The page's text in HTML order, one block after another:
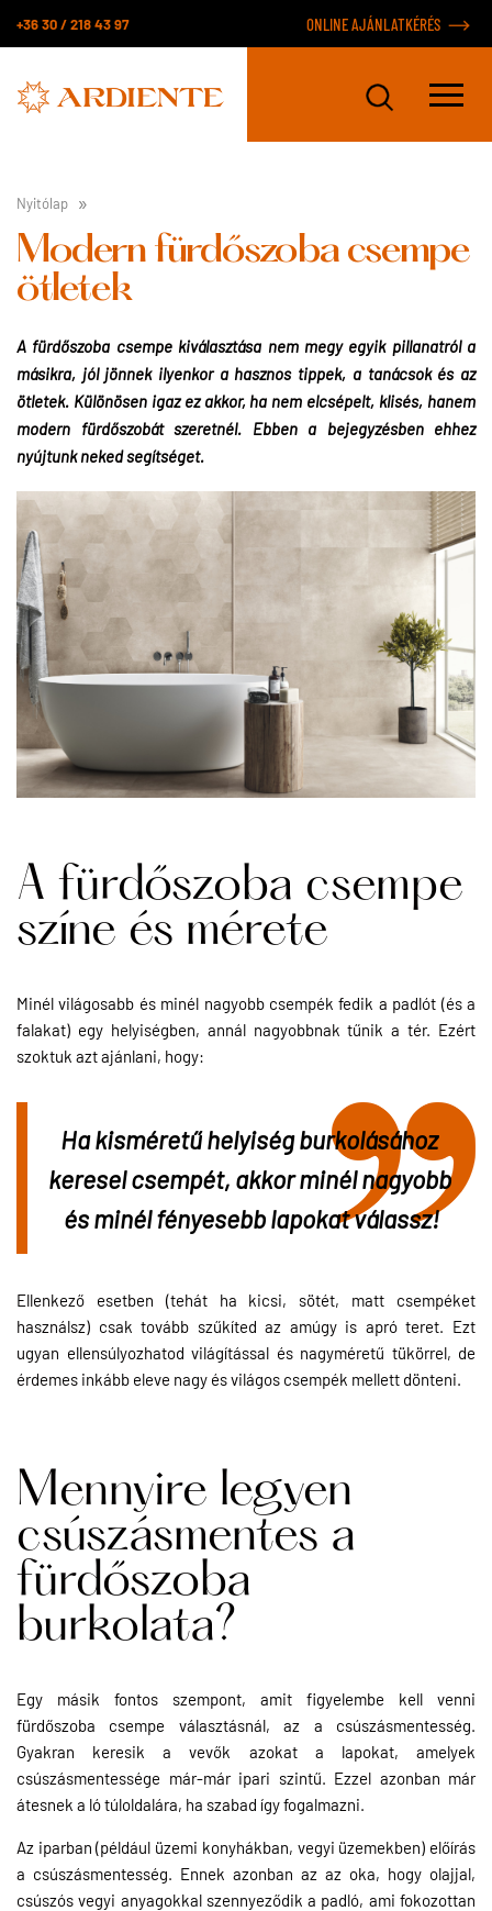
+36 30 / 218 43 97 ONLINE AJÁNLATKÉRÉS
Nyitólap
Modern fürdőszoba csempe
ötletek
A fürdőszoba csempe kiválasztása nem megy egyik pillanatról a
másikra, jól jönnek ilyenkor a hasznos tippek, a tanácsok és az
ötletek. Különösen igaz ez akkor, ha nem elcsépelt, klisés, hanem
modern fürdőszobát szeretnél. Ebben a bejegyzésben ehhez
nyújtunk neked segítséget.
A fürdőszoba csempe
színe és mérete
Minél világosabb és minél nagyobb csempék fedik a padlót (és a
falakat) egy helyiségben, annál nagyobbnak tűnik a tér. Ezért
szoktuk azt ajánlani, hogy:
Ha kisméretű helyiség burkolásához
keresel csempét, akkor minél nagyobb
és minél fényesebb lapokat válassz!
Ellenkező esetben (tehát ha kicsi, sötét, matt csempéket
használsz) csak tovább szűkíted az amúgy is apró teret. Ezt
ugyan ellensúlyozhatod világítással és nagyméretű tükörrel, de
érdemes inkább eleve nagy és világos csempék mellett dönteni.
Mennyire legyen
csúszásmentes a
fürdőszoba
burkolata?
Egy másik fontos szempont, amit figyelembe kell venni
fürdőszoba csempe választásnál, az a csúszásmentesség.
Gyakran keresik a vevők azokat a lapokat, amelyek
csúszásmentessége már-már ipari szintű. Ezzel azonban már
átesnek a ló túloldalára, ha szabad így fogalmazni.
Az iparban (például üzemi konyhákban, vegyi üzemekben) előírás
a csúszásmentesség. Ennek azonban az az oka, hogy olajjal,
csúszós vegyi anyagokkal szennyeződik a padló, ami fokozottan